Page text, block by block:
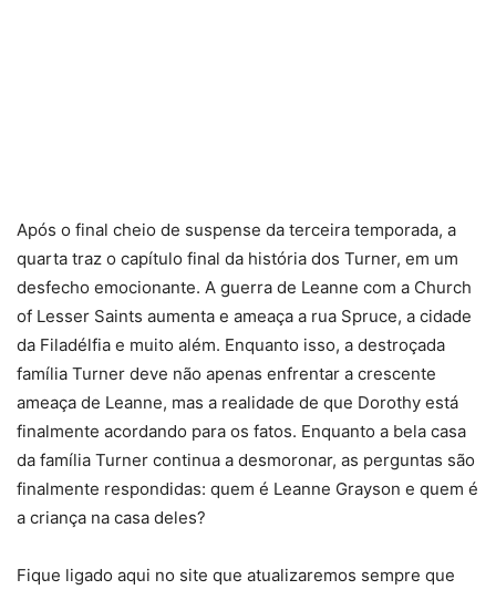
Após o final cheio de suspense da terceira temporada, a
quarta traz o capítulo final da história dos Turner, em um
desfecho emocionante. A guerra de Leanne com a Church
of Lesser Saints aumenta e ameaça a rua Spruce, a cidade
da Filadélfia e muito além. Enquanto isso, a destroçada
família Turner deve não apenas enfrentar a crescente
ameaça de Leanne, mas a realidade de que Dorothy está
finalmente acordando para os fatos. Enquanto a bela casa
da família Turner continua a desmoronar, as perguntas são
finalmente respondidas: quem é Leanne Grayson e quem é
a criança na casa deles?
Fique ligado aqui no site que atualizaremos sempre que